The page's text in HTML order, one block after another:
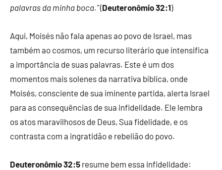
palavras da minha boca.”(Deuteronômio 32:1)
Aqui, Moisés não fala apenas ao povo de Israel, mas
também ao cosmos, um recurso literário que intensifica
a importância de suas palavras. Este é um dos
momentos mais solenes da narrativa bíblica, onde
Moisés, consciente de sua iminente partida, alerta Israel
para as consequências de sua infidelidade. Ele lembra
os atos maravilhosos de Deus, Sua fidelidade, e os
contrasta com a ingratidão e rebelião do povo.
Deuteronômio 32:5 resume bem essa infidelidade: